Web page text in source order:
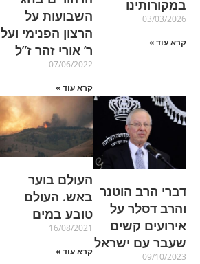
במקורותינו
03/03/2026
קרא עוד »
השבועות על
הרצון הפנימי ועל
ר’ אורי זהר ז”ל
07/06/2022
קרא עוד »
דברי הרב הוטנר
והרב דסלר על
אירועים קשים
שעבר עם ישראל
09/10/2023
העולם בוער
באש. העולם
טובע במים
16/08/2021
קרא עוד »